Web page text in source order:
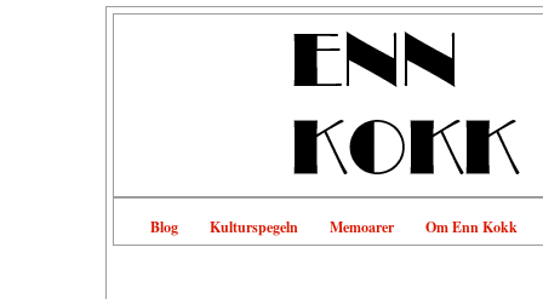
Blog Kulturspegeln Memoarer Om Enn Kokk